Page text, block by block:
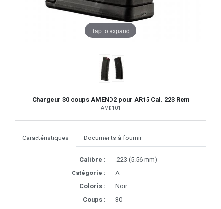
Tap to expand
Chargeur 30 coups AMEND2 pour AR15 Cal. 223 Rem
AMD101
Caractéristiques Documents à fournir
Calibre :
.223 (5.56 mm)
Catégorie :
A
Coloris :
Noir
Coups :
30